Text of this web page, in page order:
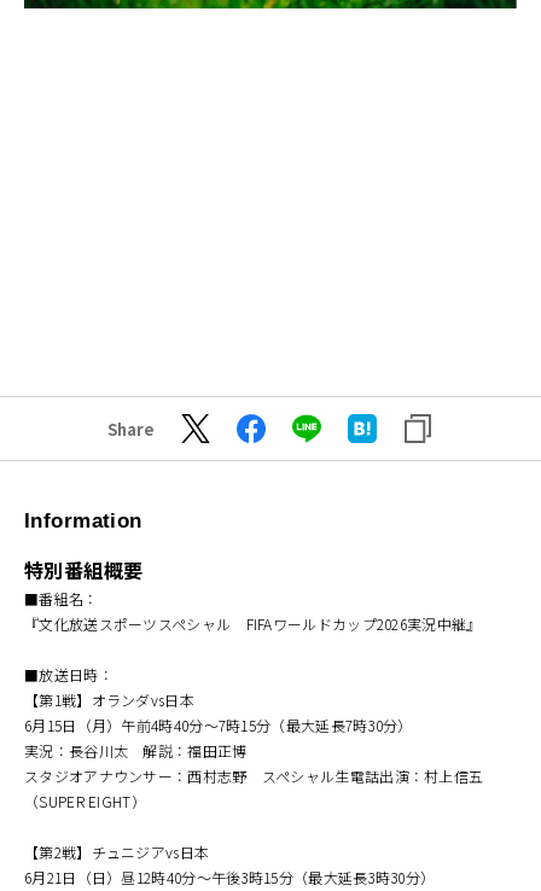
Share
Information
特別番組概要
■番組名：
『文化放送スポーツスペシャル FIFAワールドカップ2026実況中継』
■放送日時：
【第1戦】オランダvs日本
6月15日（月）午前4時40分～7時15分（最大延長7時30分）
実況：長谷川太 解説：福田正博
スタジオアナウンサー：西村志野 スペシャル生電話出演：村上信五
（SUPER EIGHT）
【第2戦】チュニジアvs日本
6月21日（日）昼12時40分～午後3時15分（最大延長3時30分）